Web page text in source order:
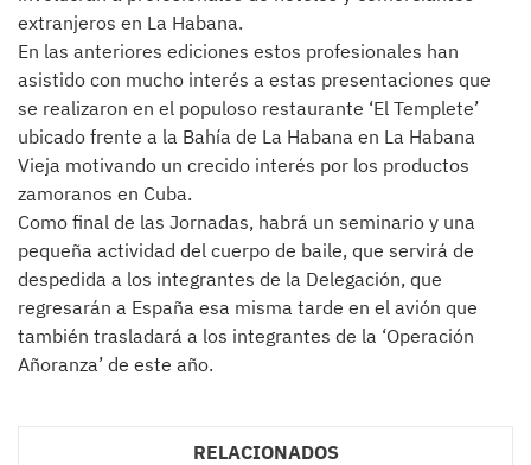
extranjeros en La Habana.
En las anteriores ediciones estos profesionales han
asistido con mucho interés a estas presentaciones que
se realizaron en el populoso restaurante ‘El Templete’
ubicado frente a la Bahía de La Habana en La Habana
Vieja motivando un crecido interés por los productos
zamoranos en Cuba.
Como final de las Jornadas, habrá un seminario y una
pequeña actividad del cuerpo de baile, que servirá de
despedida a los integrantes de la Delegación, que
regresarán a España esa misma tarde en el avión que
también trasladará a los integrantes de la ‘Operación
Añoranza’ de este año.
RELACIONADOS